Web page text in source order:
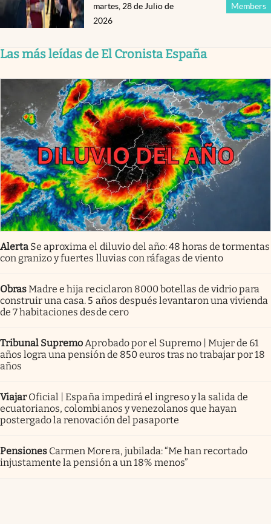
Members
martes, 28 de Julio de
2026
Las más leídas de El Cronista España
Alerta Se aproxima el diluvio del año: 48 horas de tormentas
con granizo y fuertes lluvias con ráfagas de viento
ObrasMadre e hija reciclaron 8000 botellas de vidrio para
construir una casa. 5 años después levantaron una vivienda
de 7 habitaciones desde cero
Tribunal Supremo Aprobado por el Supremo | Mujer de 61
años logra una pensión de 850 euros tras no trabajar por 18
años
Viajar Oficial | España impedirá el ingreso y la salida de
ecuatorianos, colombianos y venezolanos que hayan
postergado la renovación del pasaporte
Pensiones Carmen Morera, jubilada: “Me han recortado
injustamente la pensión a un 18% menos”